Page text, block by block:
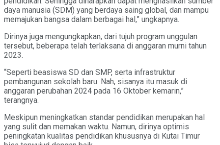
daya manusia (SDM) yang berdaya saing global, dan mampu
memajukan bangsa dalam berbagai hal,” ungkapnya.
Dirinya juga mengungkapkan, dari tujuh program unggulan
tersebut, beberapa telah terlaksana di anggaran murni tahun
2023.
“Seperti beasiswa SD dan SMP, serta infrastruktur
pembangunan sekolah baru. Nah, sisanya itu masuk di
anggaran perubahan 2024 pada 16 Oktober kemarin,”
terangnya.
Meskipun meningkatkan standar pendidikan merupakan hal
yang sulit dan memakan waktu. Namun, dirinya optimis
peningkatan kualitas pendidikan khususnya di Kutai Timur